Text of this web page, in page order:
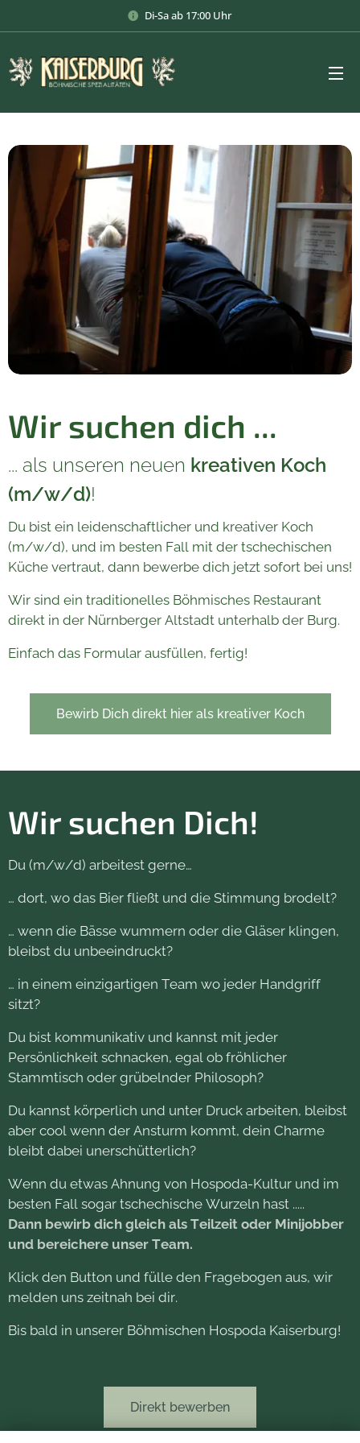
Di-Sa ab 17:00 Uhr
Wir suchen dich ...
... als unseren neuen kreativen Koch
(m/w/d)!
Du bist ein leidenschaftlicher und kreativer Koch
(m/w/d), und im besten Fall mit der tschechischen
Küche vertraut, dann bewerbe dich jetzt sofort bei uns!
Wir sind ein traditionelles Böhmisches Restaurant
direkt in der Nürnberger Altstadt unterhalb der Burg.
Einfach das Formular ausfüllen, fertig!
Bewirb Dich direkt hier als kreativer Koch
Wir suchen Dich!
Du (m/w/d) arbeitest gerne…
… dort, wo das Bier fließt und die Stimmung brodelt?
… wenn die Bässe wummern oder die Gläser klingen,
bleibst du unbeeindruckt?
… in einem einzigartigen Team wo jeder Handgriff
sitzt?
Du bist kommunikativ und kannst mit jeder
Persönlichkeit schnacken, egal ob fröhlicher
Stammtisch oder grübelnder Philosoph?
Du kannst körperlich und unter Druck arbeiten, bleibst
aber cool wenn der Ansturm kommt, dein Charme
bleibt dabei unerschütterlich?
Wenn du etwas Ahnung von Hospoda-Kultur und im
besten Fall sogar tschechische Wurzeln hast .....
Dann bewirb dich gleich als Teilzeit oder Minijobber
und bereichere unser Team.
Klick den Button und fülle den Fragebogen aus, wir
melden uns zeitnah bei dir.
Bis bald in unserer Böhmischen Hospoda Kaiserburg!
Direkt bewerben